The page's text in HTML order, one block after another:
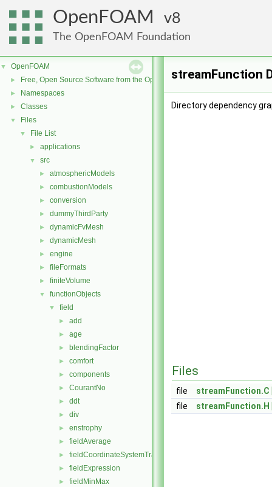
OpenFOAM 8
The OpenFOAM Foundation
▼ OpenFOAM
► Free, Open Source Software from the OpenFOAM Foundation
► Namespaces
► Classes
▼ Files
▼ File List
► applications
▼ src
► atmosphericModels
► combustionModels
► conversion
► dummyThirdParty
► dynamicFvMesh
► dynamicMesh
► engine
► fileFormats
► finiteVolume
▼ functionObjects
▼ field
► add
► age
► blendingFactor
► comfort
► components
► CourantNo
► ddt
► div
► enstrophy
► fieldAverage
► fieldCoordinateSystemTransform
► fieldExpression
► fieldMinMax
streamFunction
Directory dependency
Files
file streamFunction.C
file
streamFunction.H